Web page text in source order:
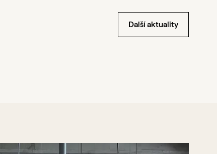
Další aktuality